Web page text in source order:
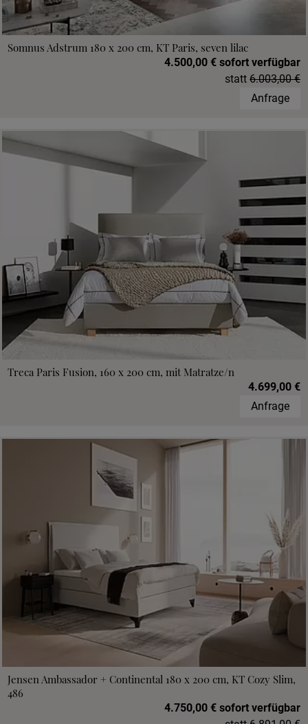
Somnus Adstrum 180 x 200 cm, KT Paris, seven lilac
4.500,00 € sofort verfügbar
statt 6.003,00 €
Anfrage
Treca Paris Fusion, 160 x 200 cm, mit Matratze/n
4.699,00 €
Anfrage
Jensen Ambassador + Continental 180 x 200 cm, KT Cozy Slim,
486
4.750,00 € sofort verfügbar